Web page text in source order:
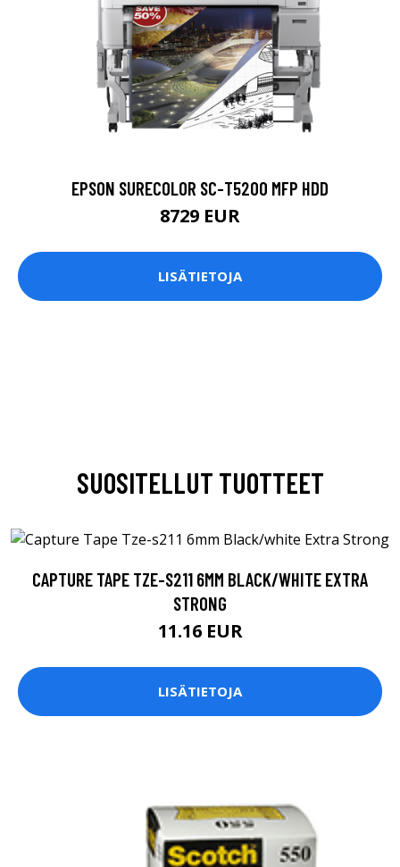
EPSON SURECOLOR SC-T5200 MFP HDD
8729 EUR
LISÄTIETOJA
SUOSITELLUT TUOTTEET
CAPTURE TAPE TZE-S211 6MM BLACK/WHITE EXTRA
STRONG
11.16 EUR
LISÄTIETOJA